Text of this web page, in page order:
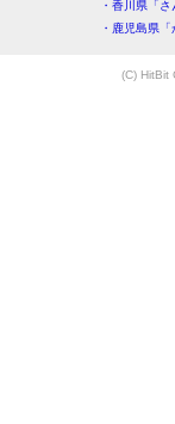
・香川県「
・鹿児島県
(C) HitBit